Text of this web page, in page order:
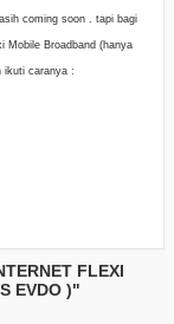
coming soon . tapi bagi
Mobile Broadband (hanya
ikuti caranya :
FLEXI
EVDO )"